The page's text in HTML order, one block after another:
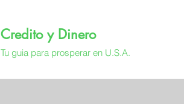
Credito y Dinero
Tu guia para prosperar en U.S.A.